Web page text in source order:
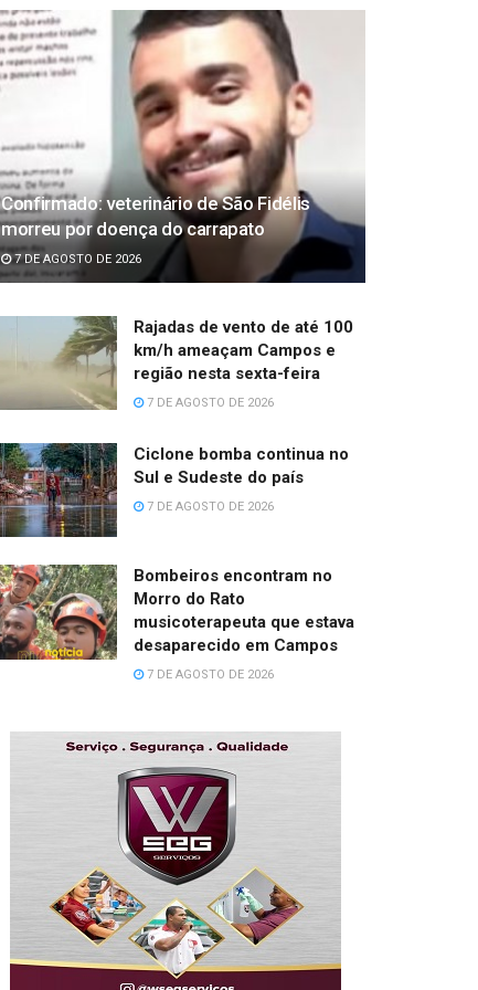
Confirmado: veterinário de São Fidélis
morreu por doença do carrapato
7 DE AGOSTO DE 2026
Rajadas de vento de até 100
km/h ameaçam Campos e
região nesta sexta-feira
7 DE AGOSTO DE 2026
Ciclone bomba continua no
Sul e Sudeste do país
7 DE AGOSTO DE 2026
Bombeiros encontram no
Morro do Rato
musicoterapeuta que estava
desaparecido em Campos
7 DE AGOSTO DE 2026